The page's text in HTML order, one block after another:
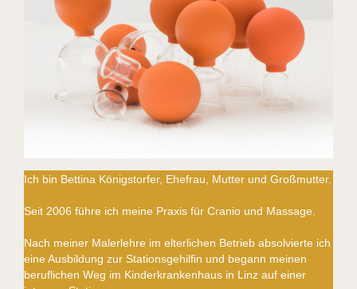
Ich bin Bettina Königstorfer, Ehefrau, Mutter und Großmutter.
Seit 2006 führe ich meine Praxis für Cranio und Massage.
Nach meiner Malerlehre im elterlichen Betrieb absolvierte ich
eine Ausbildung zur Stationsgehilfin und begann meinen
beruflichen Weg im Kinderkrankenhaus in Linz auf einer